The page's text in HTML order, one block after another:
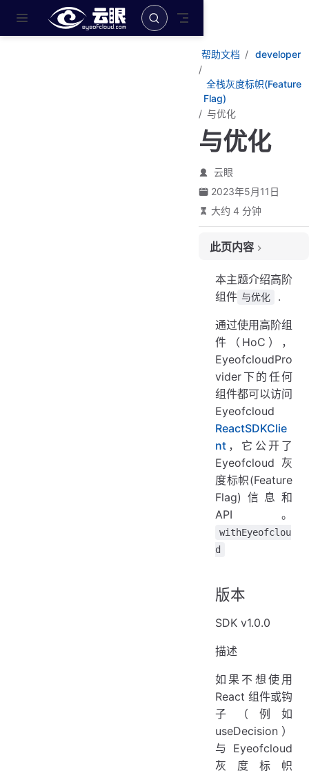
跳至主要內容
帮助文档 developer
全栈灰度标帜(Feature
Flag)
与优化
与优化
云眼
2023年5月11日
大约 4 分钟
此页内容
版本
本主题介绍高阶
组件 与优化 .
通过使用高阶组
件（HoC），
EyeofcloudPro
vider下的任何
组件都可以访问
Eyeofcloud
ReactSDKClie
nt ，它公开了
Eyeofcloud灰
度标帜(Feature
Flag)信息和
API。
withEyeofclou
d
版本
SDK v1.0.0
描述
如果不想使用
React 组件或钩
子（例如
useDecision）
与 Eyeofcloud
灰度标帜